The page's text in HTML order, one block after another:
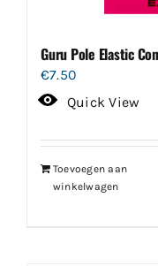
Guru Pole Elastic
€7.50
Quick View
Toevoegen aan
winkelwagen